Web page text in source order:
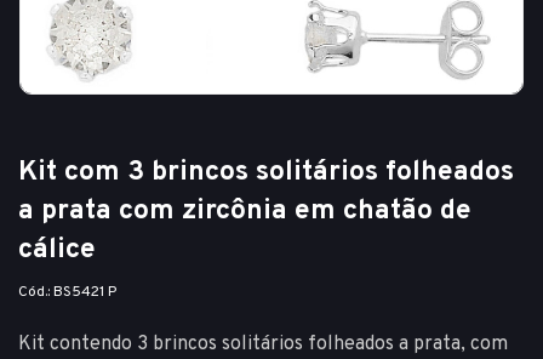
Kit com 3 brincos solitários folheados
a prata com zircônia em chatão de
cálice
Cód.: BS5421 P
Kit contendo 3 brincos solitários folheados a prata, com